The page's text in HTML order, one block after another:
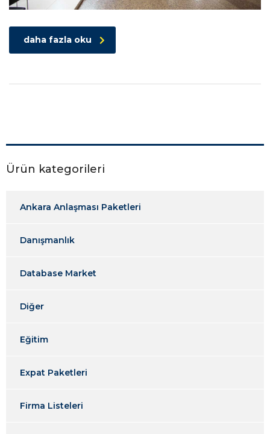
daha fazla oku
Ürün kategorileri
Ankara Anlaşması Paketleri
Danışmanlık
Database Market
Diğer
Eğitim
Expat Paketleri
Firma Listeleri